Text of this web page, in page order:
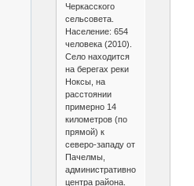
Черкасского
сельсовета.
Население: 654
человека (2010).
Село находится
на берегах реки
Ноксы, на
расстоянии
примерно 14
километров (по
прямой) к
северо-западу от
Пачелмы,
административного
центра района.